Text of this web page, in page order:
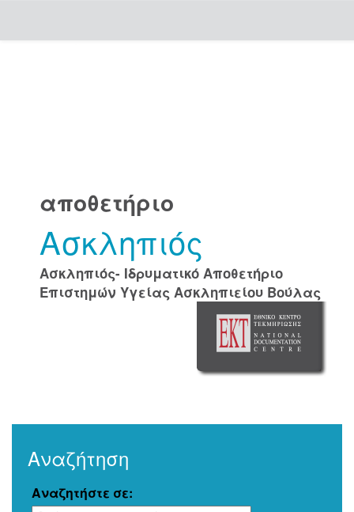
αποθετήριο
Ασκληπιός
Ασκληπιός- Ιδρυματικό Αποθετήριο
Επιστημών Υγείας Ασκληπιείου Βούλας
Αναζήτηση
Αναζητήστε σε: